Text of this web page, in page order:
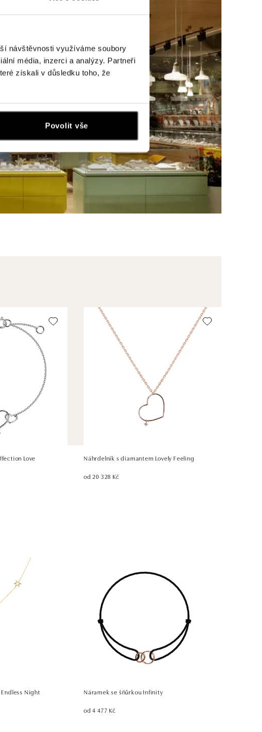
návštěvnosti využíváme soubory
média, inzerci a analýzy. Partneři
získali v důsledku toho, že
Povolit vše
Love Náhrdelník s diamantem Lovely Feeling
od 20 328 Kč
Night Náramek se šňůrkou Infinity
od 4 477 Kč